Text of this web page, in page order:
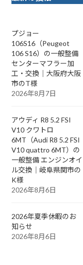
プジョー
106S16（Peugeot
106 S16）の一般整備
センターマフラー加
工・交換｜大阪府大阪
市のT様
2026年8月7日
アウディ R8 5.2 FSI
V10 クワトロ
6MT（Audi R8 5.2 FSI
V10 quattro 6MT）の
一般整備 エンジンオイ
ル交換｜岐阜県関市の
K様
2026年8月6日
2026年夏季休暇のお
知らせ
2026年8月6日